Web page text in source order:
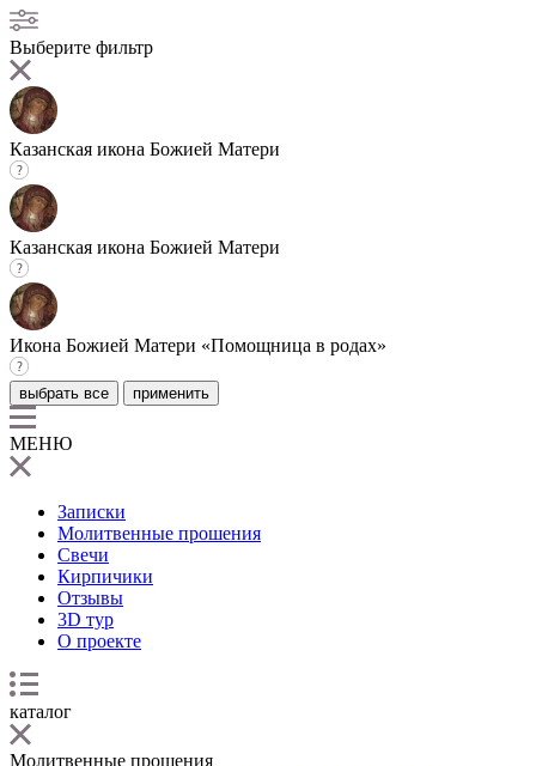
Выберите фильтр
Казанская икона Божией Матери
Казанская икона Божией Матери
Икона Божией Матери «Помощница в родах»
выбрать все применить
МЕНЮ
Записки
Молитвенные прошения
Свечи
Кирпичики
Отзывы
3D тур
О проекте
каталог
Молитвенные прошения